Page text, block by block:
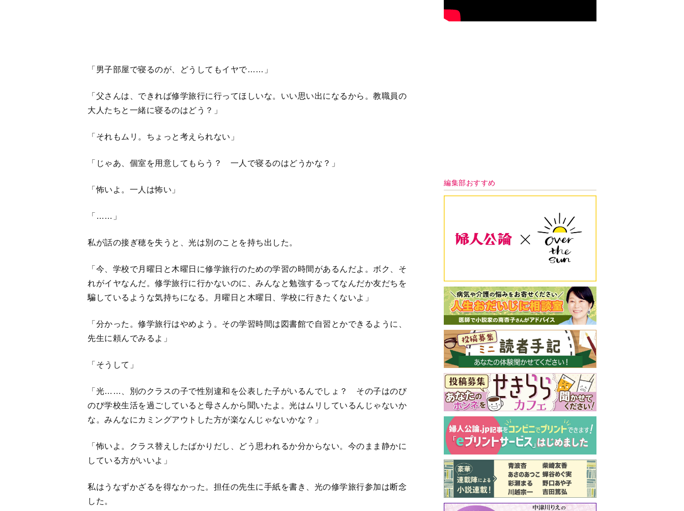
れがイヤなんだ。修学旅行に行かないのに、みんなと勉強するってなんだか友だちを
騙しているような気持ちになる。月曜日と木曜日、学校に行きたくないよ」
「分かった。修学旅行はやめよう。その学習時間は図書館で自習とかできるように、
のび学校生活を過ごしていると母さんから聞いたよ。光はムリしているんじゃないか
している方がいいよ」
私はうなずかざるを得なかった。担任の先生に手紙を書き、光の修学旅行参加は断念
4
最新号 好評発売中！
実家の処分から終
の棲家までどうす
る？60代からの家
モンダイ
最新号
バックナンバー
注目トピ